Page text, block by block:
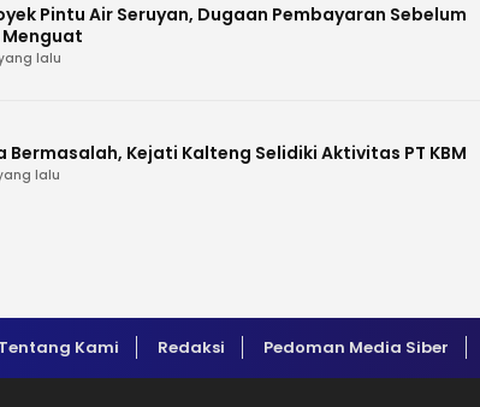
Pintu Air Seruyan, Dugaan Pembayaran Sebelum
Menguat
lalu
Bermasalah, Kejati Kalteng Selidiki Aktivitas PT KBM
lalu
Tentang Kami Redaksi Pedoman Media Siber